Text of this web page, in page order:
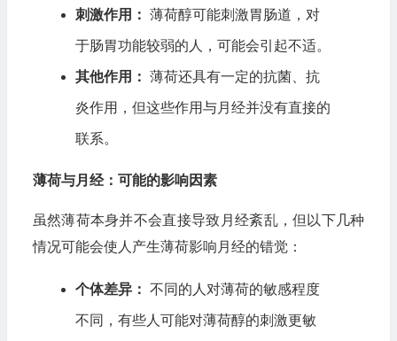
刺激作用： 薄荷醇可能刺激胃肠道，对
于肠胃功能较弱的人，可能会引起不适。
其他作用： 薄荷还具有一定的抗菌、抗
炎作用，但这些作用与月经并没有直接的
联系。
薄荷与月经：可能的影响因素
虽然薄荷本身并不会直接导致月经紊乱，但以下几种
情况可能会使人产生薄荷影响月经的错觉：
个体差异： 不同的人对薄荷的敏感程度
不同，有些人可能对薄荷醇的刺激更敏